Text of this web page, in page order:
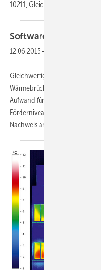
10211,
Software
12.06.2015 -
Gleichwertigkeitsnachweis
Wärmebrücken? Diese Frage
Aufwand für den Nachweis und
Förderniveau abzuwägen, um
Nachweis anzuwenden.